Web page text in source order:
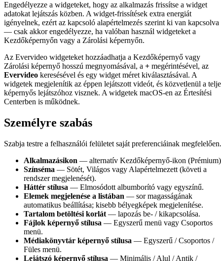
Engedélyezze a widgeteket, hogy az alkalmazás frissítse a widget
adatokat lejátszás közben. A widget-frissítések extra energiát
igényelnek, ezért az kapcsoló alapértelmezés szerint ki van kapcsolva
— csak akkor engedélyezze, ha valóban használ widgeteket a
Kezdőképernyőn vagy a Zárolási képernyőn.
Az Evervideo widgeteket hozzáadhatja a Kezdőképernyő vagy
Zárolási képernyő hosszú megnyomásával, a + megérintésével, az
Evervideo keresésével és egy widget méret kiválasztásával. A
widgetek megjelenítik az éppen lejátszott videót, és közvetlenül a
képernyős lejátszóhoz visznek. A widgetek macOS-en az Értesítési
Centerben is működnek.
Személyre szabás
Szabja testre a felhasználói felületet saját preferenciáinak megfelelően.
Alkalmazásikon — alternatív Kezdőképernyő-ikon
Színséma — Sötét, Világos vagy Alapértelmezett (követi a
rendszer megjelenését).
Háttér stílusa — Elmosódott albumborító vagy egyszínű.
Elemek megjelenése a listában — sor magasságának
automatikus beállítása; kisebb bélyegképek megjelenítése.
Tartalom betöltési korlát — lapozás be- / kikapcsolása.
Fájlok képernyő stílusa — Egyszerű menü vagy Csoportos
menü.
Médiakönyvtár képernyő stílusa — Egyszerű / Csoportos /
Füles menü.
Lejátszó képernyő stílusa — Minimális / Alul / Antik /